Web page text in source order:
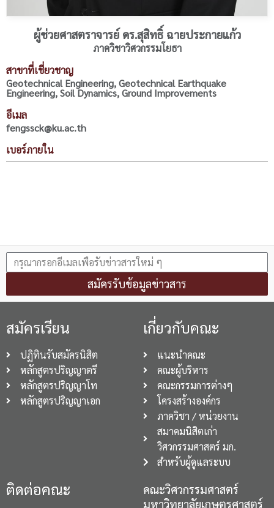
ผู้ช่วยศาสตราจารย์ ดร.สุสิทธิ์ ฉายประกายแก้ว
ภาควิชาวิศวกรรมโยธา
สาขาที่เชี่ยวชาญ
Geotechnical Engineering, Geotechnical Earthquake
Engineering, Soil Dynamics, Ground Improvements
อีเมล
fengssck@ku.ac.th
เบอร์ภายใน
สมัครรับข้อมูลข่าวสาร
สมัครเรียน
ปฏิทินรับสมัครนิสิต
หลักสูตรปริญญาตรี
หลักสูตรปริญญาโท
หลักสูตรปริญญาเอก
เกี่ยวกับคณะ
แนะนำคณะ
คณะผู้บริหาร
คณะกรรมการต่างๆ
โครงสร้างองค์กร
ภาควิชา / หน่วยงาน
สมาคมนิสิตเก่า
วิศวกรรมศาสตร์ มก.
สำหรับผู้ดูแลระบบ
ติดต่อคณะ
คณะวิศวกรรมศาสตร์
มหาวิทยาลัยเกษตรศาสตร์